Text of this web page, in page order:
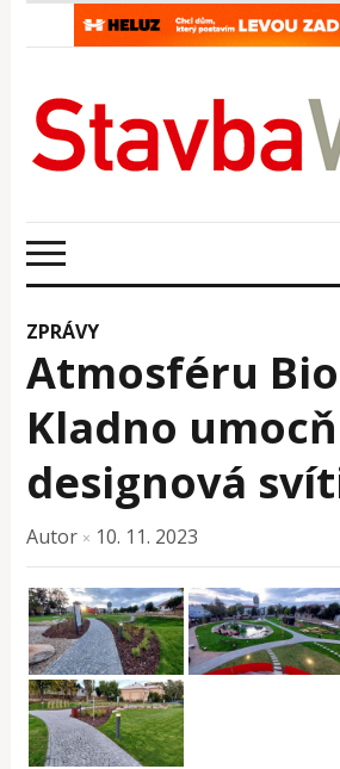
ZPRÁVY
Atmosféru
Kladno
designová
Autor × 10. 11. 2023